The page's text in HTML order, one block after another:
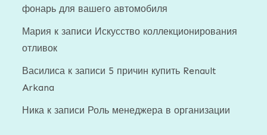
фонарь для вашего автомобиля
Мария к записи Искусство коллекционирования
отливок
Василиса к записи 5 причин купить Renault
Arkana
Ника к записи Роль менеджера в организации